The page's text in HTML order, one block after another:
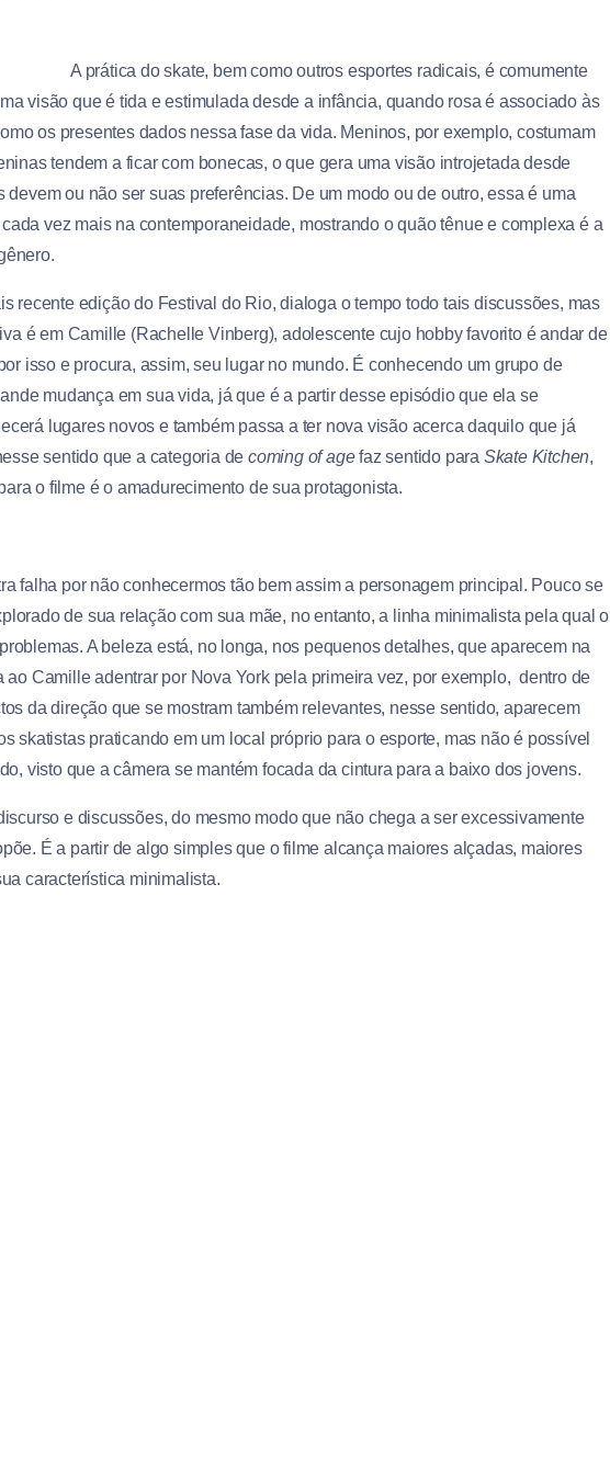
A prática do skate, bem como outros esportes radicais, é comumente
visão que é tida e estimulada desde a infância, quando rosa é associado às
os presentes dados nessa fase da vida. Meninos, por exemplo, costumam
tendem a ficar com bonecas, o que gera uma visão introjetada desde
ou não ser suas preferências. De um modo ou de outro, essa é uma
vez mais na contemporaneidade, mostrando o quão tênue e complexa é a
recente edição do Festival do Rio, dialoga o tempo todo tais discussões, mas
é em Camille (Rachelle Vinberg), adolescente cujo hobby favorito é andar de
isso e procura, assim, seu lugar no mundo. É conhecendo um grupo de
mudança em sua vida, já que é a partir desse episódio que ela se
lugares novos e também passa a ter nova visão acerca daquilo que já
sentido que a categoria de coming of agefaz sentido para Skate Kitchen,
o filme é o amadurecimento de sua protagonista.
falha por não conhecermos tão bem assim a personagem principal. Pouco se
de sua relação com sua mãe, no entanto, a linha minimalista pela qual o
A beleza está, no longa, nos pequenos detalhes, que aparecem na
ao Camille adentrar por Nova York pela primeira vez, por exemplo, dentro de
da direção que se mostram também relevantes, nesse sentido, aparecem
skatistas praticando em um local próprio para o esporte, mas não é possível
visto que a câmera se mantém focada da cintura para a baixo dos jovens.
e discussões, do mesmo modo que não chega a ser excessivamente
É a partir de algo simples que o filme alcança maiores alçadas, maiores
característica minimalista.